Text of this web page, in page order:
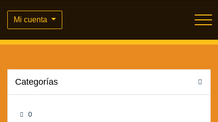
Mi cuenta
Categorías
0